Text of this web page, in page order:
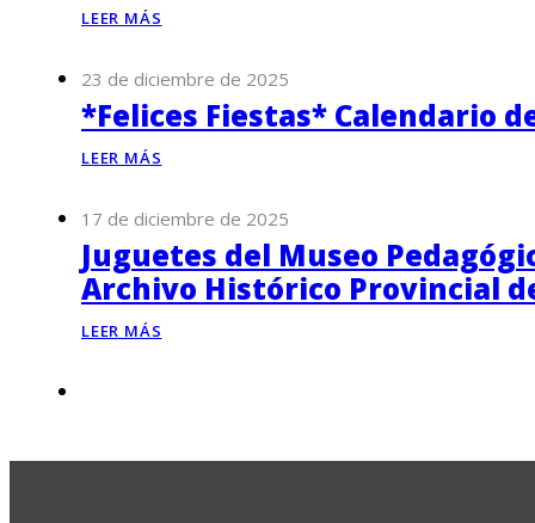
LEER MÁS
23 de diciembre de 2025
*Felices Fiestas* Calendario
LEER MÁS
17 de diciembre de 2025
Juguetes del Museo
Archivo Histórico Provincial
LEER MÁS